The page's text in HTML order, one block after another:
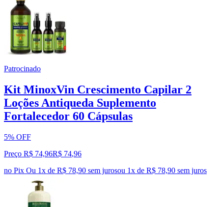
Patrocinado
Kit MinoxVin Crescimento Capilar 2
Loções Antiqueda Suplemento
Fortalecedor 60 Cápsulas
5% OFF
Preço R$ 74,96R$ 74,96
no Pix Ou 1x de R$ 78,90 sem jurosou 1x de R$ 78,90 sem juros